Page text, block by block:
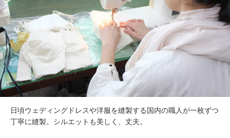
日頃ウェディングドレスや洋服を縫製する国内の職人が一枚ずつ
丁寧に縫製。シルエットも美しく、丈夫。